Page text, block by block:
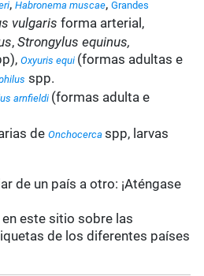
,Habronema muscae,Grandes
vulgaris forma arterial,
,Strongylus equinus,
Oxyuris equi (formas adultas e
spp.
arnfieldi (formas adulta e
deOnchocerca spp, larvas
de un país a otro: ¡Aténgase
este sitio sobre las
de los diferentes países